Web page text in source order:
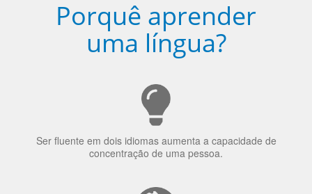
Porquê aprender
uma língua?
concentração de uma pessoa.